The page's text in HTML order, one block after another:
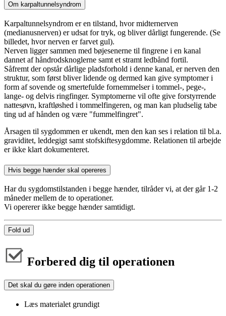
Om karpaltunnelsyndrom
Karpaltunnelsyndrom er en tilstand, hvor midternerven
(medianusnerven) er udsat for tryk, og bliver dårligt fungerende. (Se
billedet, hvor nerven er farvet gul).
Nerven ligger sammen med bøjesenerne til fingrene i en kanal
dannet af håndrodsknoglerne samt et stramt ledbånd fortil.
Såfremt der opstår dårlige pladsforhold i denne kanal, er nerven den
struktur, som først bliver lidende og dermed kan give symptomer i
form af sovende og smertefulde fornemmelser i tommel-, pege-,
lange- og delvis ringfinger. Symptomerne vil ofte give forstyrrende
nattesøvn, kraftløshed i tommelfingeren, og man kan pludselig tabe
ting ud af hånden og være "fummelfingret".
Årsagen til sygdommen er ukendt, men den kan ses i relation til bl.a.
graviditet, leddegigt samt stofskiftesygdomme. Relationen til arbejde
er ikke klart dokumenteret.
Hvis begge hænder skal opereres
Har du sygdomstilstanden i begge hænder, tilråder vi, at der går 1-2
måneder mellem de to operationer.
Vi opererer ikke begge hænder samtidigt.
Fold ud
Forbered dig til operationen
Det skal du gøre inden operationen
Læs materialet grundigt